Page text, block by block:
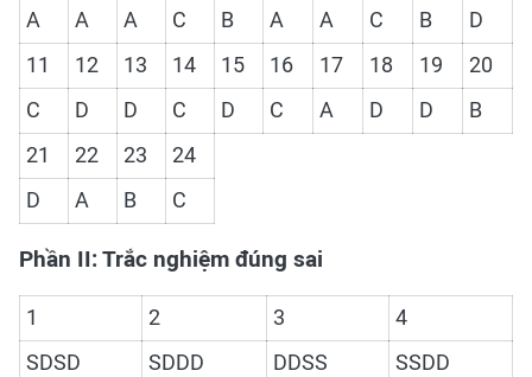
A
A A C B A A C B
D
11
12 13 14 15 16 17 18 19
20
C
D D C D C A D D
B
21
22 23
24
D
A B C
Phần II: Trắc nghiệm đúng sai
1 2 3
4
SDSD
SDDD DDSS SSDD